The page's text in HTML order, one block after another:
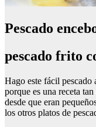
Pescado
pescado frito
Hago este fácil
porque es una receta
desde que eran
los otros platos de